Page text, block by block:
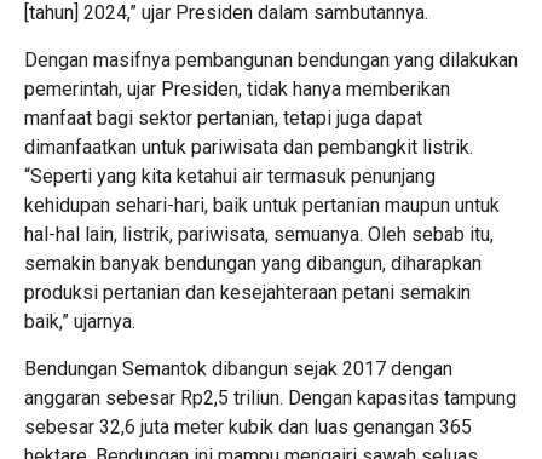
[tahun] 2024,” ujar Presiden dalam sambutannya.
Dengan masifnya pembangunan bendungan yang dilakukan
pemerintah, ujar Presiden, tidak hanya memberikan
manfaat bagi sektor pertanian, tetapi juga dapat
dimanfaatkan untuk pariwisata dan pembangkit listrik.
“Seperti yang kita ketahui air termasuk penunjang
kehidupan sehari-hari, baik untuk pertanian maupun untuk
hal-hal lain, listrik, pariwisata, semuanya. Oleh sebab itu,
semakin banyak bendungan yang dibangun, diharapkan
produksi pertanian dan kesejahteraan petani semakin
baik,” ujarnya.
Bendungan Semantok dibangun sejak 2017 dengan
anggaran sebesar Rp2,5 triliun. Dengan kapasitas tampung
sebesar 32,6 juta meter kubik dan luas genangan 365